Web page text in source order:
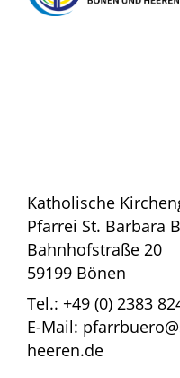
Katholische
Pfarrei St. Barbara
Bahnhofstraße 20
59199 Bönen
Tel.: +49 (0) 2383
E-Mail:
heeren.de